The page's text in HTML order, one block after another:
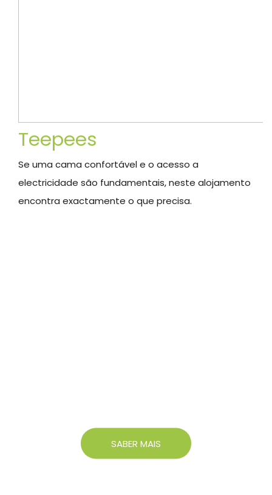
Teepees
Se uma cama confortável e o acesso a
electricidade são fundamentais, neste alojamento
encontra exactamente o que precisa.
SABER MAIS